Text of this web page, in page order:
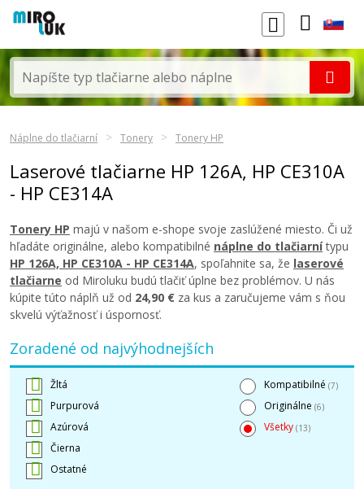
Náplne do tlačiarní Tonery Tonery HP
Laserové tlačiarne HP 126A, HP CE310A
- HP CE314A
Tonery HP majú v našom e-shope svoje zaslúžené miesto. Či už
hľadáte originálne, alebo kompatibilné náplne do tlačiarnítypu
HP 126A, HP CE310A - HP CE314A, spoľahnite sa, že laserové
tlačiarne od Miroluku budú tlačiť úplne bez problémov. U nás
kúpite túto náplň už od 24,90 € za kus a zaručujeme vám s ňou
skvelú výťažnosť i úspornosť.
Zoradené od najvýhodnejších
Žltá
Purpurová
Azúrová
Čierna
Ostatné
Kompatibilné (7)
Originálne (6)
Všetky (13)